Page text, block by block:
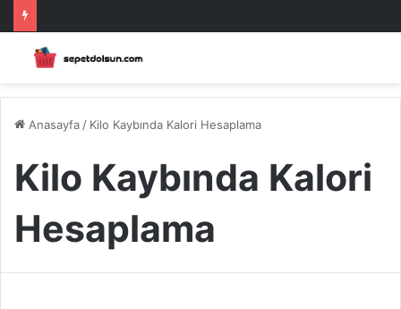
Anasayfa / Kilo Kaybında Kalori Hesaplama
Kilo Kaybında Kalori
Hesaplama